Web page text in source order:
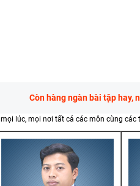
Còn hàng ngàn bài tập hay,
mọi lúc, mọi nơi tất cả các môn cùng các